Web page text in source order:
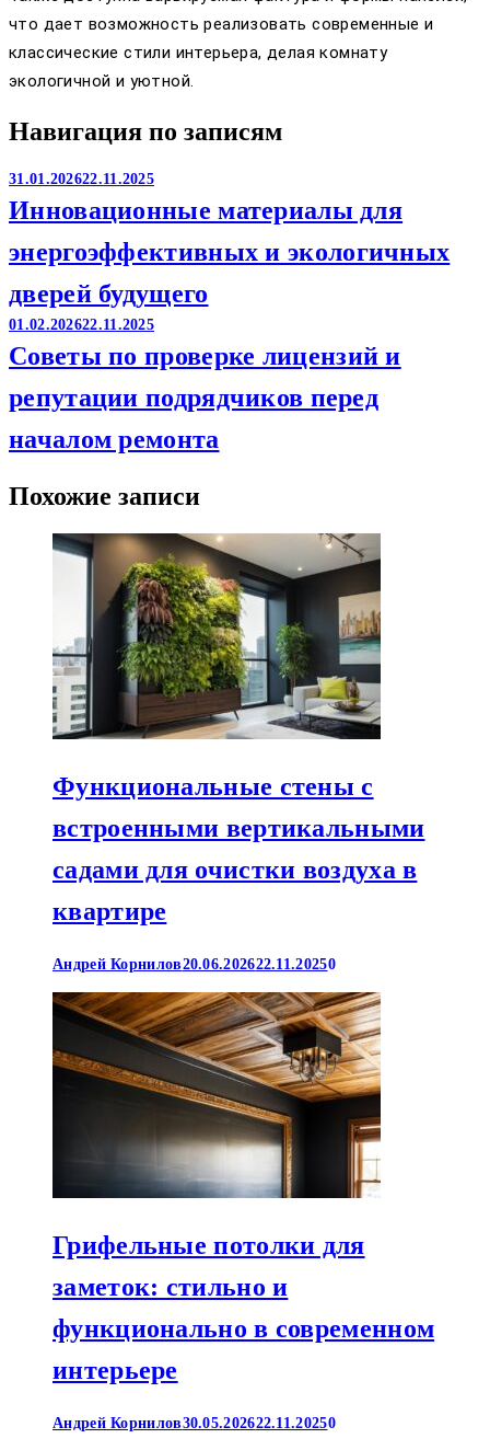
что дает возможность реализовать современные и
классические стили интерьера, делая комнату
экологичной и уютной.
Навигация по записям
31.01.202622.11.2025
Инновационные материалы для
энергоэффективных и экологичных
дверей будущего
01.02.202622.11.2025
Советы по проверке лицензий и
репутации подрядчиков перед
началом ремонта
Похожие записи
Функциональные стены с
встроенными вертикальными
садами для очистки воздуха в
квартире
Андрей Корнилов20.06.202622.11.20250
Грифельные потолки для
заметок: стильно и
функционально в современном
интерьере
Андрей Корнилов30.05.202622.11.20250